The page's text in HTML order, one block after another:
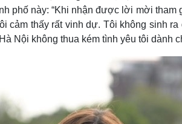
phố này: “Khi nhận được lời mời tham
cảm thấy rất vinh dự. Tôi không sinh
Nội không thua kém tình yêu tôi dành